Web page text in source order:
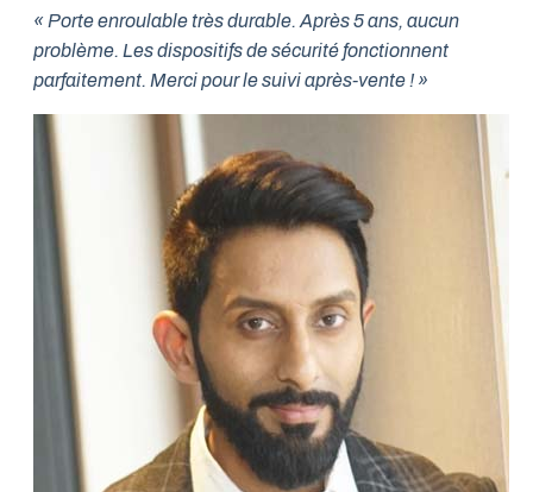
« Porte enroulable très durable. Après 5 ans, aucun
problème. Les dispositifs de sécurité fonctionnent
parfaitement. Merci pour le suivi après-vente ! »